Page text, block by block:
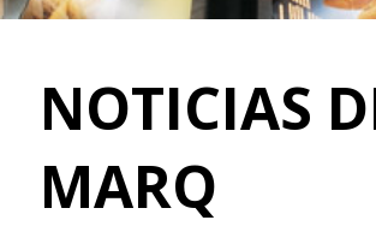
NOTICIAS
MARQ